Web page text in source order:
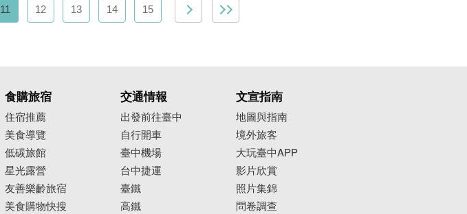
11 12 13 14 15
食購旅宿
住宿推薦
美食導覽
低碳旅館
星光露營
友善樂齡旅宿
美食購物快搜
交通情報
出發前往臺中
自行開車
臺中機場
台中捷運
臺鐵
高鐵
文宣指南
地圖與指南
境外旅客
大玩臺中APP
影片欣賞
照片集錦
問卷調查